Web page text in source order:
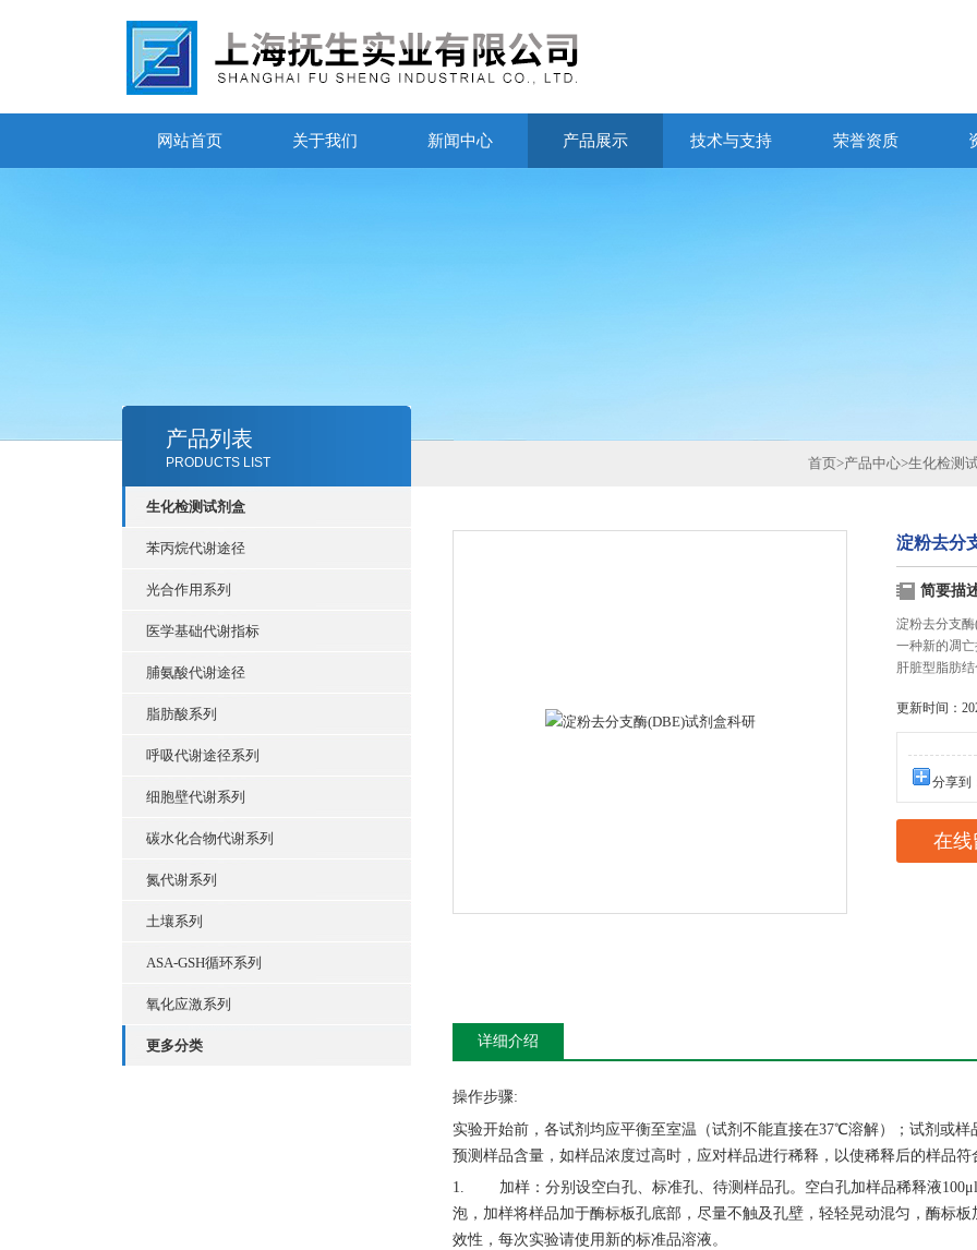
网站首页 关于我们 新闻中心 产品展示 技术与支持 荣誉资质
产品列表
PRODUCTS LIST
生化检测试剂盒
苯丙烷代谢途径
光合作用系列
医学基础代谢指标
脯氨酸代谢途径
脂肪酸系列
呼吸代谢途径系列
细胞壁代谢系列
碳水化合物代谢系列
氮代谢系列
土壤系列
ASA-GSH循环系列
氧化应激系列
更多分类
首页>产品中心>生化检测
淀粉去分
简要描
淀粉去分支
一种新的凋
肝脏型脂肪
更新时间：
分享到
在线
详细介绍
操作步骤:
实验开始前，各试剂均应平衡至室温（试剂不能直接在37℃溶解）；试剂或样
预测样品含量，如样品浓度过高时，应对样品进行稀释，以使稀释后的样品
1. 加样：分别设空白孔、标准孔、待测样品孔。空白孔加样品稀释液
泡，加样将样品加于酶标板孔底部，尽量不触及孔壁，轻轻晃动混匀，酶标
效性，每次实验请使用新的标准品溶液。